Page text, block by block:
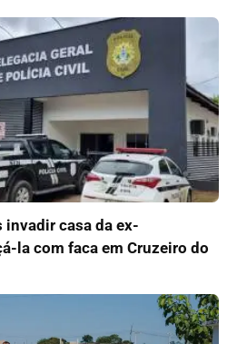
invadir casa da ex-
la com faca em Cruzeiro do